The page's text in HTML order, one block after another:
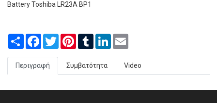
Battery Toshiba LR23A BP1
Share Facebook
TwitterPinterestTumblrLinkedIn
Περιγραφή Συμβατότητα Video